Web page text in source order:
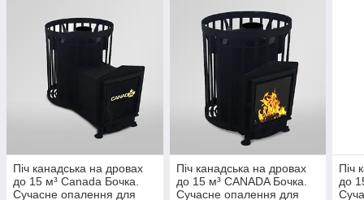
Піч канадська на дровах
до 15 м³ Canada Бочка.
Сучасне опалення для
Піч канадська на дровах
до 15 м³ CANADA Бочка.
Сучасне опалення для
Піч
до